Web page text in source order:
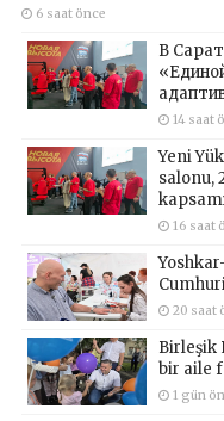
6 saat önce
В
14 saat
Yeni
salonu,
16 saat
20 saat
Birleşik
bir aile
1 gün